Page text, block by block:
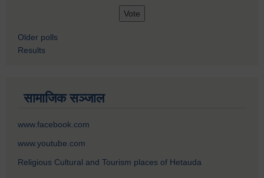
Older polls
Results
सामाजिक सञ्जाल
www.facebook.com
www.youtube.com
Religious Cultural and Tourism places of Hetauda